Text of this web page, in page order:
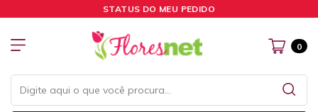
STATUS DO MEU PEDIDO
0